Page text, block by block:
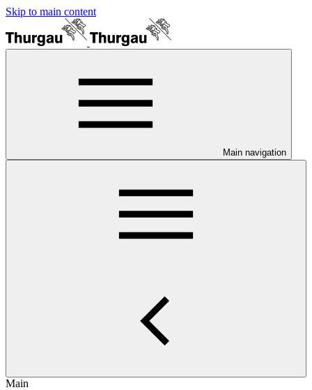
Skip to main content
Main navigation
Main